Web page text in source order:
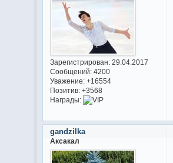
Зарегистрирован: 29.04.2017
Сообщений:4200
Уважение: +16554
Позитив: +3568
Награды:
gandzilka
Аксакал